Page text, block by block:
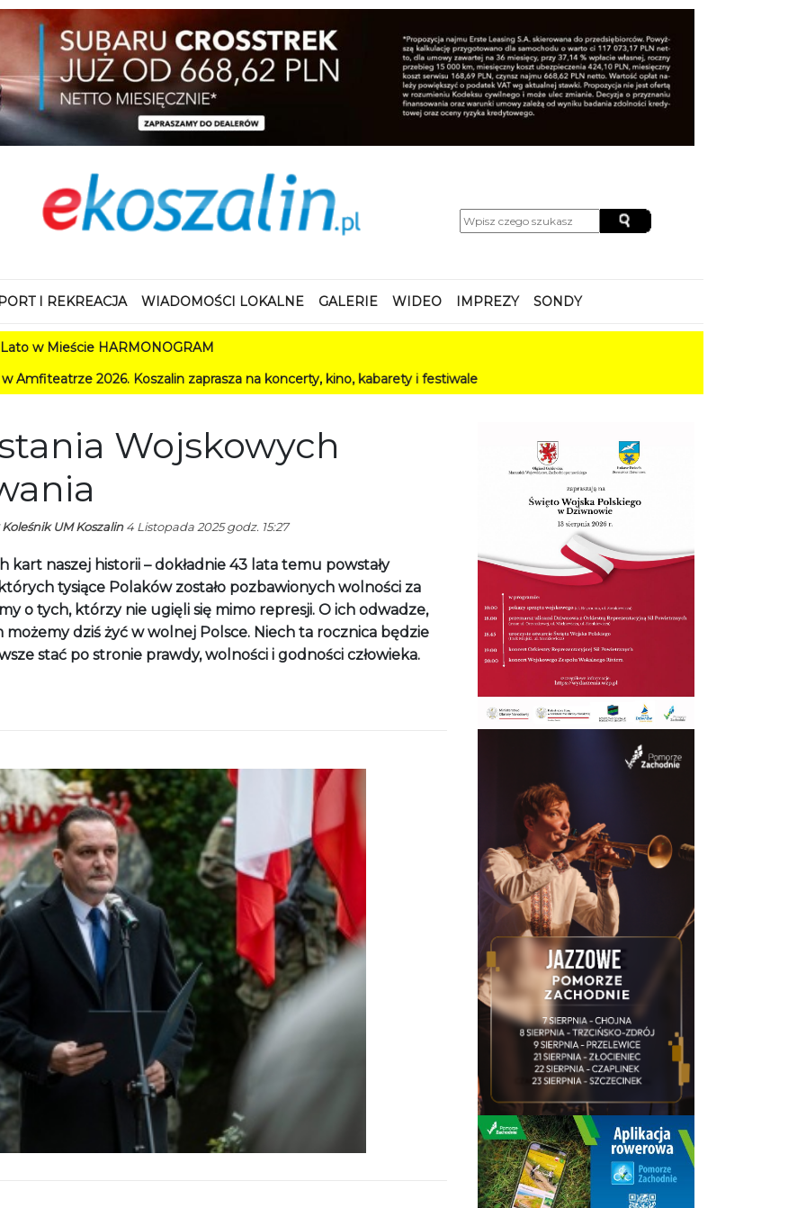
I REKREACJA WIADOMOŚCI LOKALNE GALERIE WIDEO IMPREZY SONDY
Koszalin zaprasza na koncerty, kino, kabarety i festiwale
Wojskowych
UM Koszalin4 Listopada 2025 godz. 15:27
naszej historii – dokładnie 43 lata temu powstały
tysiące Polaków zostało pozbawionych wolności za
o tych, którzy nie ugięli się mimo represji. O ich odwadze,
dziś żyć w wolnej Polsce. Niech ta rocznica będzie
stać po stronie prawdy, wolności i godności człowieka.